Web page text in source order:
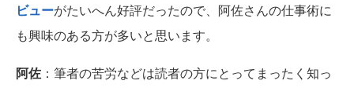
ビューがたいへん好評だったので、阿佐さんの仕事術に
も興味のある方が多いと思います。
阿佐 ：筆者の苦労などは読者の方にとってまったく知っ